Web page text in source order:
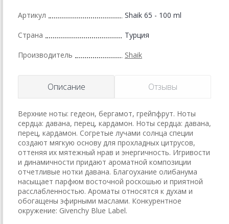
Артикул Shaik 65 - 100 ml
Страна Турция
Производитель Shaik
Описание Отзывы
Верхние ноты: гедеон, бергамот, грейпфрут. Ноты
сердца: давана, перец, кардамон. Ноты сердца: давана,
перец, кардамон. Согретые лучами солнца специи
создают мягкую основу для прохладных цитрусов,
оттеняя их мятежный нрав и энергичность. Игривости
и динамичности придают ароматной композиции
отчетливые нотки давана. Благоухание олибанума
насыщает парфюм восточной роскошью и приятной
расслабленностью. Ароматы относятся к духам и
обогащены эфирными маслами. Конкурентное
окружение: Givenchy Blue Label.